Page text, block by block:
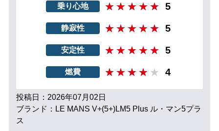
乗り心地 5
静寂性 5
安定性 5
燃費 4
投稿日：2026年07月02日
ブランド：LE MANS V+(5+)LM5 Plus ル・マン5プラ
ス